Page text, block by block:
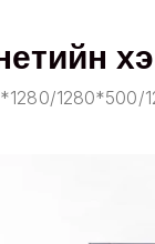
1280*500/